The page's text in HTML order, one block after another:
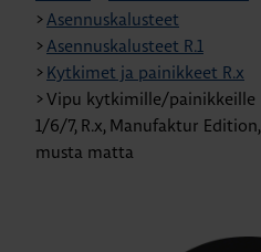
>Asennuskalusteet
>Asennuskalusteet R.1
> Kytkimet ja painikkeet R.x
>Vipu kytkimille/painikkeille
1/6/7, R.x, Manufaktur Edition,
musta matta